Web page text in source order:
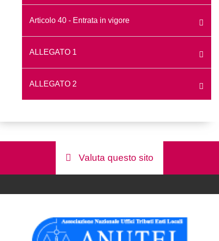
Articolo 40 - Entrata in vigore
ALLEGATO 1
ALLEGATO 2
Valuta questo sito